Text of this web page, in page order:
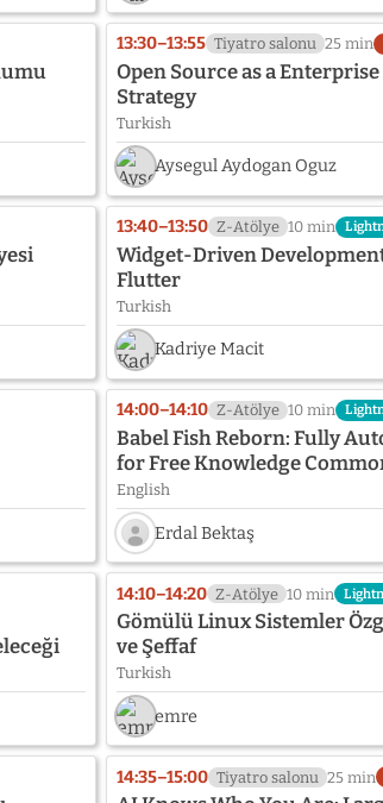
13:30–13:55 Tiyatro salonu 25 min
Open Source as a
Strategy
Turkish
Aysegul Aydogan Oguz
13:40–13:50 Z-Atölye 10 min
Widget-Driven
Flutter
Turkish
Kadriye Macit
14:00–14:10 Z-Atölye 10 min
Babel Fish Reborn: Fully
for Free Knowledge
English
Speaker
photo
not
provided
yet:
Erdal
Bektaş
Erdal Bektaş
14:10–14:20 Z-Atölye 10 min
Gömülü Linux Sistemler
ve Şeffaf
Turkish
emre
14:35–15:00 Tiyatro salonu 25 min